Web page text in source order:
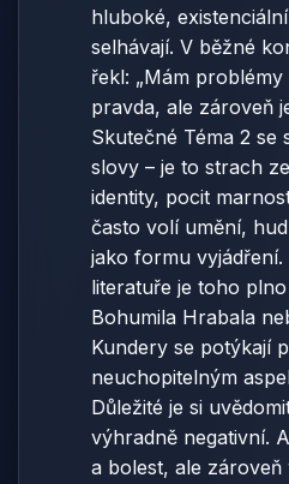
hluboké,
selhávají. V běžné
řekl: „Mám problémy
pravda, ale zároveň
Skutečné Téma 2 se
slovy – je to strach
identity, pocit
často volí umění,
jako formu vyjádření.
literatuře je toho
Bohumila Hrabala
Kundery se potýkají
neuchopitelným
Důležité je si
výhradně negativní.
a bolest, ale